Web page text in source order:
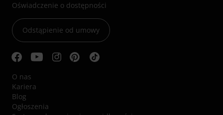
Oświadczenie o dostępności
Odstąpienie od umowy
O nas
Kariera
Blog
Ogłoszenia